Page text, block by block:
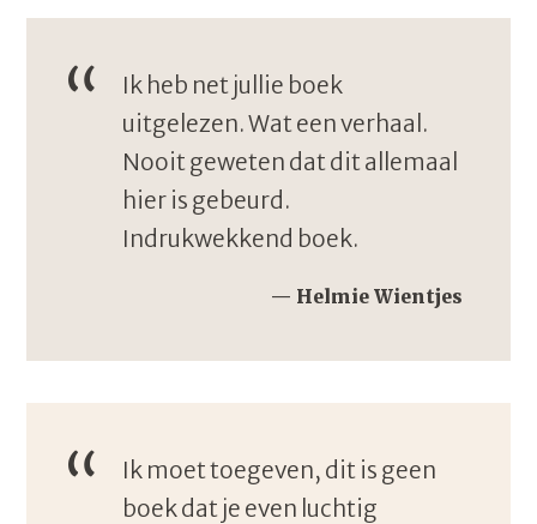
Ik heb net jullie boek
uitgelezen. Wat een verhaal.
Nooit geweten dat dit allemaal
hier is gebeurd.
Indrukwekkend boek.
Helmie Wientjes
Ik moet toegeven, dit is geen
boek dat je even luchtig